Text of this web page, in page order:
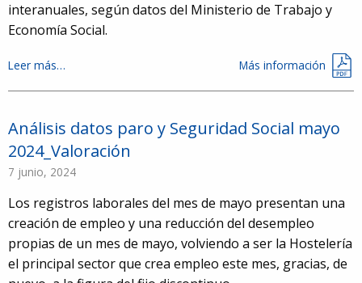
interanuales, según datos del Ministerio de Trabajo y
Economía Social.
Leer más… Más información
Análisis datos paro y Seguridad Social mayo
2024_Valoración
7 junio, 2024
Los registros laborales del mes de mayo presentan una
creación de empleo y una reducción del desempleo
propias de un mes de mayo, volviendo a ser la Hostelería
el principal sector que crea empleo este mes, gracias, de